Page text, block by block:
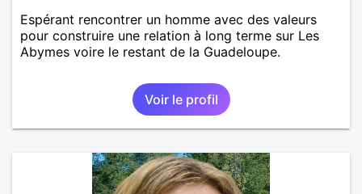
Espérant rencontrer un homme avec des valeurs
pour construire une relation à long terme sur Les
Abymes voire le restant de la Guadeloupe.
Voir le profil